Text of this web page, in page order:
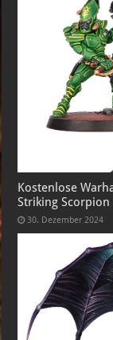
Kostenlose
Striking Scorpion
30. Dezember 2024